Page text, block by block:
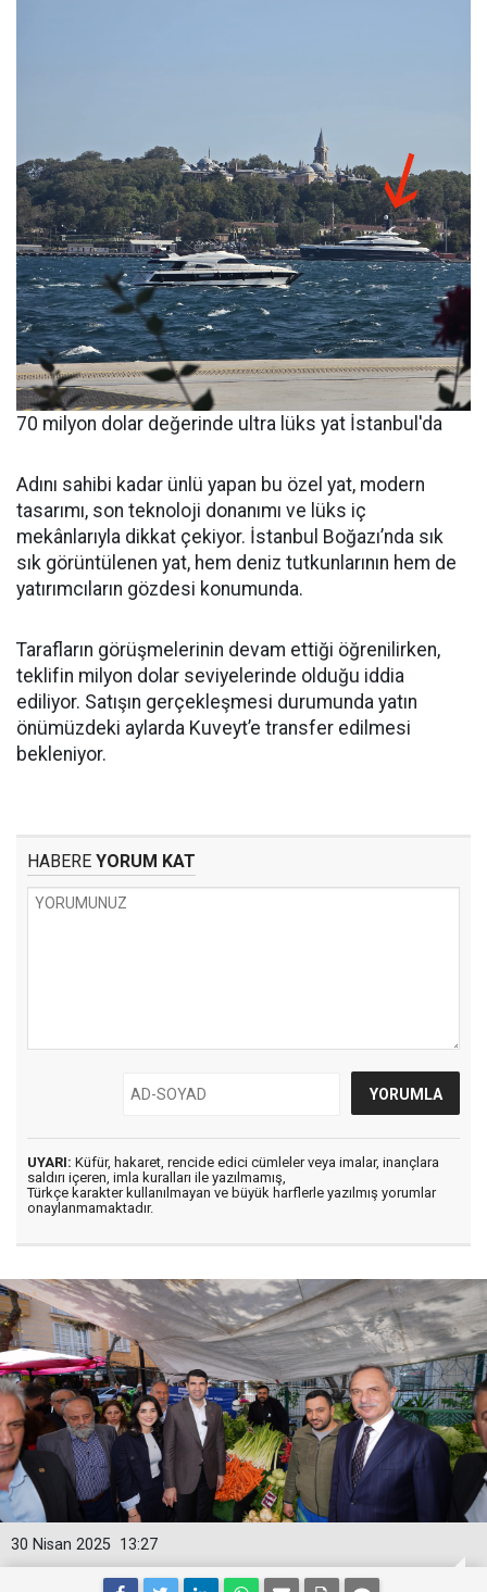
70 milyon dolar değerinde ultra lüks yat İstanbul'da
Adını sahibi kadar ünlü yapan bu özel yat, modern
tasarımı, son teknoloji donanımı ve lüks iç
mekânlarıyla dikkat çekiyor. İstanbul Boğazı’nda sık
sık görüntülenen yat, hem deniz tutkunlarının hem de
yatırımcıların gözdesi konumunda.
Tarafların görüşmelerinin devam ettiği öğrenilirken,
teklifin milyon dolar seviyelerinde olduğu iddia
ediliyor. Satışın gerçekleşmesi durumunda yatın
önümüzdeki aylarda Kuveyt’e transfer edilmesi
bekleniyor.
HABERE YORUM KAT
UYARI: Küfür, hakaret, rencide edici cümleler veya imalar, inançlara
saldırı içeren, imla kuralları ile yazılmamış,
Türkçe karakter kullanılmayan ve büyük harflerle yazılmış yorumlar
onaylanmamaktadır.
13:27
30 Nisan 2025